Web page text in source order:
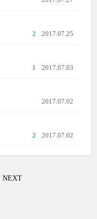
2017.07.25
2
2017.07.03
1
2017.07.02
2017.07.02
2
NEXT